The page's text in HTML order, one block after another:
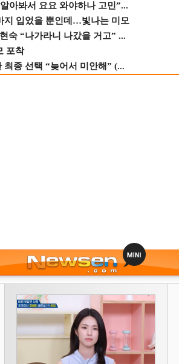
아봐서 요요 와야하나 고민”...
지 입었을 뿐인데…빛나는 미모
숙 “나가라니 나갔을 거고” ...
포착
종 선택 “늦어서 미안해” (...